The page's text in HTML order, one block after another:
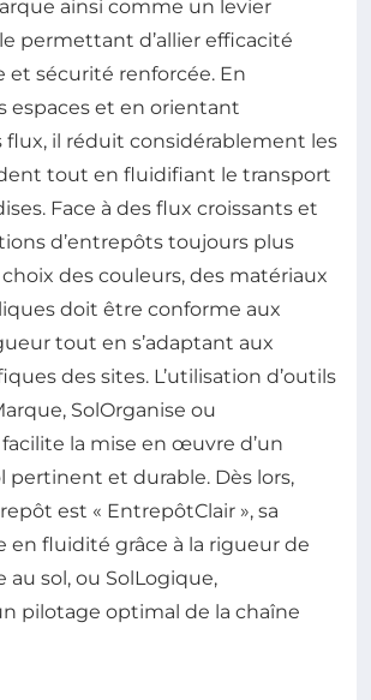
ainsi comme un levier
permettant d’allier efficacité
et sécurité renforcée. En
espaces et en orientant
flux, il réduit considérablement les
tout en fluidifiant le transport
Face à des flux croissants et
d’entrepôts toujours plus
des couleurs, des matériaux
doit être conforme aux
tout en s’adaptant aux
des sites. L’utilisation d’outils
SolOrganise ou
la mise en œuvre d’un
pertinent et durable. Dès lors,
est « EntrepôtClair », sa
en fluidité grâce à la rigueur de
au sol, ou SolLogique,
pilotage optimal de la chaîne